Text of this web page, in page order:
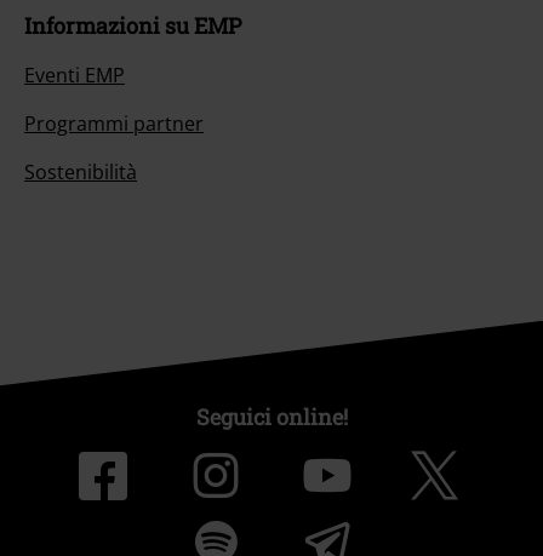
Informazioni su EMP
Eventi EMP
Programmi partner
Sostenibilità
Seguici online!